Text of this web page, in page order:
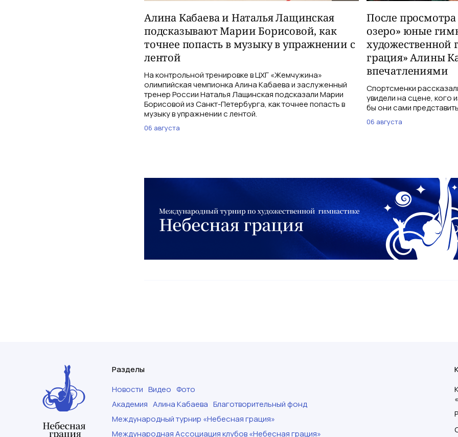
Алина Кабаева и Наталья Лащинская
подсказывают Марии Борисовой, как
точнее попасть в музыку в упражнении с
лентой
На контрольной тренировке в ЦХГ «Жемчужина»
олимпийская чемпионка Алина Кабаева и заслуженный
тренер России Наталья Лащинская подсказали Марии
Борисовой из Санкт-Петербурга, как точнее попасть в
музыку в упражнении с лентой.
06 августа
После просмотра
озеро» юные
художественной
грация» Алины
впечатлениями
Спортсменки
увидели на сцене, кого
бы они сами
06 августа
Разделы
Новости Видео Фото
Академия Алина Кабаева Благотворительный фонд
Международный турнир «Небесная грация»
Международная Ассоциация клубов «Небесная грация»